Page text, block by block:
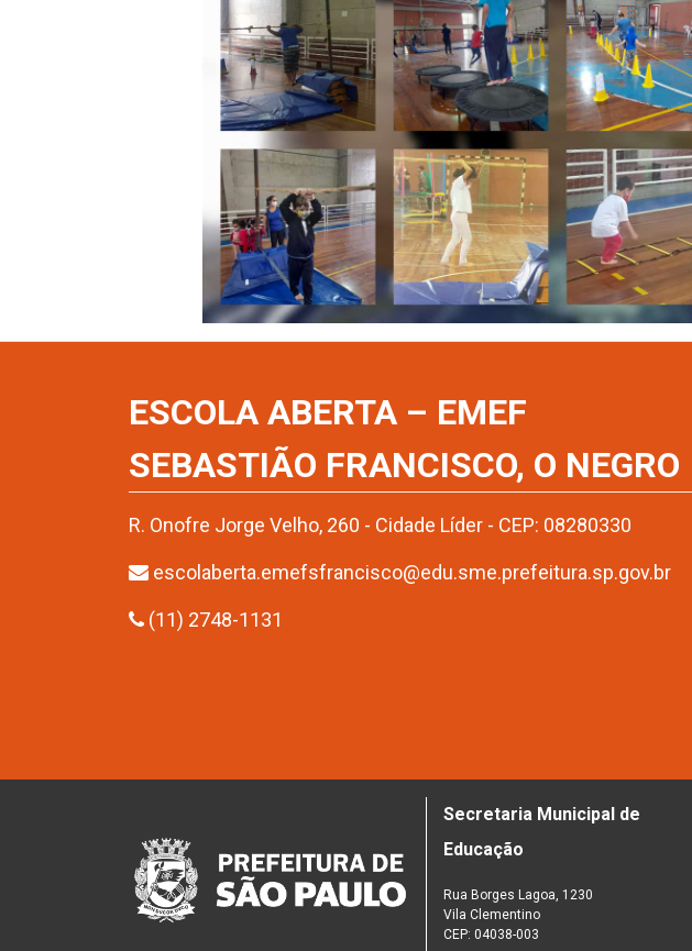
ESCOLA ABERTA – EMEF
SEBASTIÃO FRANCISCO, O NEGRO
R. Onofre Jorge Velho, 260 - Cidade Líder - CEP: 08280330
escolaberta.emefsfrancisco@edu.sme.prefeitura.sp.gov.br
(11) 2748-1131
Secretaria Municipal de
Educação
Rua Borges Lagoa, 1230
Vila Clementino
CEP: 04038-003